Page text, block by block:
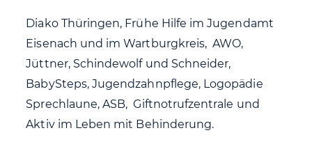
Diako Thüringen, Frühe Hilfe im Jugendamt
Eisenach und im Wartburgkreis, AWO,
Jüttner, Schindewolf und Schneider,
BabySteps, Jugendzahnpflege, Logopädie
Sprechlaune, ASB, Giftnotrufzentrale und
Aktiv im Leben mit Behinderung.